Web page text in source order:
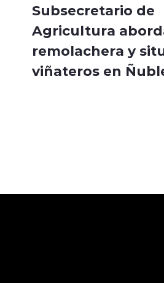
Subsecretario de
Agricultura
remolachera y
viñateros en